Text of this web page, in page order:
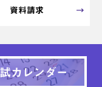
資料請求